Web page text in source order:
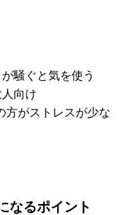
騒ぐと気を使う
向け
方がストレスが少な
なるポイント